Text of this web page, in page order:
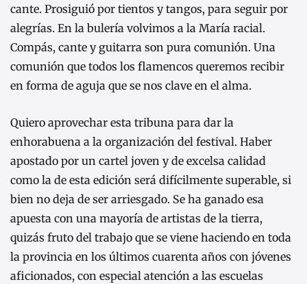
cante. Prosiguió por tientos y tangos, para seguir por
alegrías. En la bulería volvimos a la María racial.
Compás, cante y guitarra son pura comunión. Una
comunión que todos los flamencos queremos recibir
en forma de aguja que se nos clave en el alma.
Quiero aprovechar esta tribuna para dar la
enhorabuena a la organización del festival. Haber
apostado por un cartel joven y de excelsa calidad
como la de esta edición será difícilmente superable, si
bien no deja de ser arriesgado. Se ha ganado esa
apuesta con una mayoría de artistas de la tierra,
quizás fruto del trabajo que se viene haciendo en toda
la provincia en los últimos cuarenta años con jóvenes
aficionados, con especial atención a las escuelas